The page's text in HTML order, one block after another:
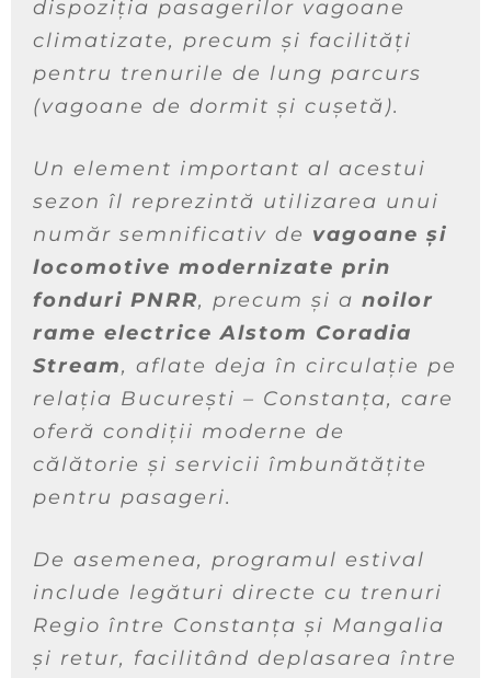
dispoziția pasagerilor vagoane
climatizate, precum și facilități
pentru trenurile de lung parcurs
(vagoane de dormit și cușetă).
Un element important al acestui
sezon îl reprezintă utilizarea unui
număr semnificativ de vagoane și
locomotive modernizate prin
fonduri PNRR, precum și a noilor
rame electrice Alstom Coradia
Stream, aflate deja în circulație pe
relația București – Constanța, care
oferă condiții moderne de
călătorie și servicii îmbunătățite
pentru pasageri.
De asemenea, programul estival
include legături directe cu trenuri
Regio între Constanța și Mangalia
și retur, facilitând deplasarea între